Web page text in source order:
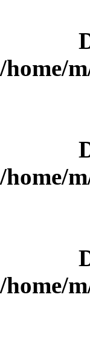
/home/
/home/
/home/